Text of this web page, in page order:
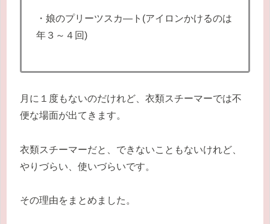
・娘のプリーツスカ―ト(アイロンかけるのは
年３～４回)
月に１度もないのだけれど、衣類スチーマーでは不
便な場面が出てきます。
衣類スチーマーだと、できないこともないけれど、
やりづらい、使いづらいです。
その理由をまとめました。